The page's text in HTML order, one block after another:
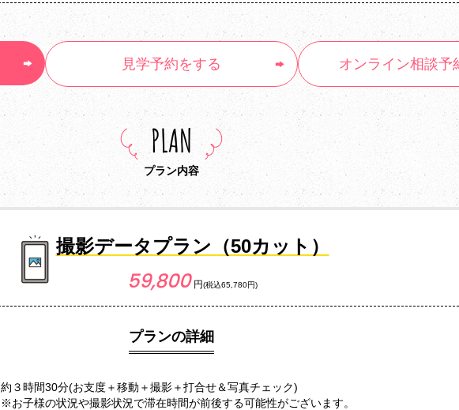
見学予約をする オンライン相談予
PLAN
プラン内容
撮影データプラン（50カット）
59,800 円(税込65,780円)
プランの詳細
約３時間30分(お支度＋移動＋撮影＋打合せ＆写真チェック)
※お子様の状況や撮影状況で滞在時間が前後する可能性がございます。